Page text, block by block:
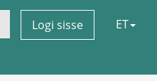
Logi sisse ET